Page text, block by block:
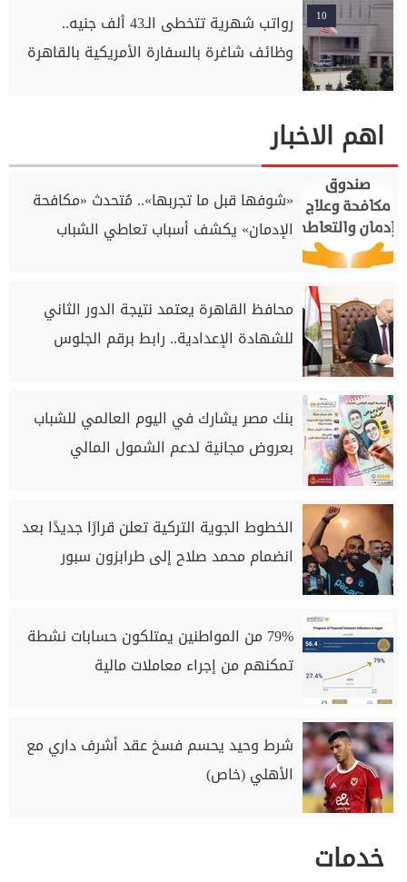
10
رواتب شهرية تتخطى الـ43 ألف جنيه..
وظائف شاغرة بالسفارة الأمريكية بالقاهرة
اهم الاخبار
«شوفها قبل ما تجربها».. مُتحدث «مكافحة
الإدمان» يكشف أسباب تعاطي الشباب
محافظ القاهرة يعتمد نتيجة الدور الثاني
للشهادة الإعدادية.. رابط برقم الجلوس
بنك مصر يشارك في اليوم العالمي للشباب
بعروض مجانية لدعم الشمول المالي
الخطوط الجوية التركية تعلن قرارًا جديدًا بعد
انضمام محمد صلاح إلى طرابزون سبور
79% من المواطنين يمتلكون حسابات نشطة
تمكنهم من إجراء معاملات مالية
شرط وحيد يحسم فسخ عقد أشرف داري مع
الأهلي (خاص)
خدمات